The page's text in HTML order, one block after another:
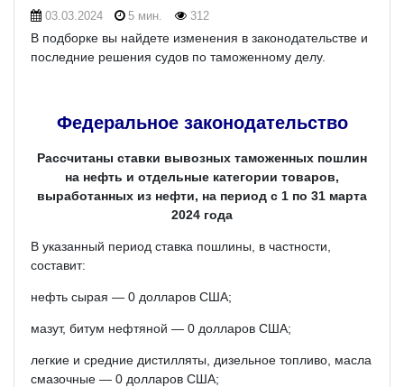
03.03.2024 5 мин. 312
В подборке вы найдете изменения в законодательстве и
последние решения судов по таможенному делу.
Федеральное законодательство
Рассчитаны ставки вывозных таможенных пошлин
на нефть и отдельные категории товаров,
выработанных из нефти, на период с 1 по 31 марта
2024 года
В указанный период ставка пошлины, в частности,
составит:
нефть сырая — 0 долларов США;
мазут, битум нефтяной — 0 долларов США;
легкие и средние дистилляты, дизельное топливо, масла
смазочные — 0 долларов США;